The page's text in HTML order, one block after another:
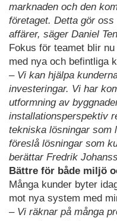
marknaden och den
företaget. Detta gör
affärer, säger Daniel
Fokus för teamet blir
med nya och befintliga
– Vi kan hjälpa
investeringar. Vi har
utformning av
installationsperspektiv
tekniska lösningar som
föreslå lösningar som
berättar Fredrik
Bättre för både miljö
Många kunder byter
mot nya system med
– Vi räknar på många